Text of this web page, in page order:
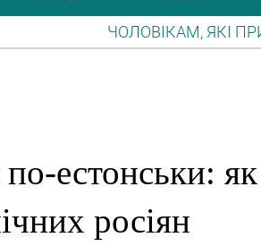
ЯКІ ПРИБУЛИ У
естонськи: як
росіян